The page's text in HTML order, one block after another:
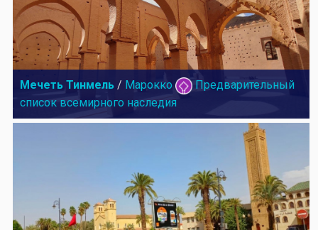
Мечеть Тинмель / Марокко
Предварительный
список всемирного наследия